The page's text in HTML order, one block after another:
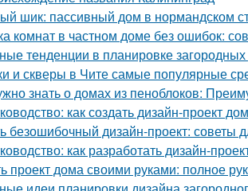
шик: пассивный дом в нормандском
комнат в частном доме без ошибок:
тенденции в планировке
и скверы в Чите самые популярные
знать о домах из пеноблоков:
как создать дизайн-проект
безошибочный дизайн-проект: советы
как разработать дизайн-
проект дома своими руками: полное